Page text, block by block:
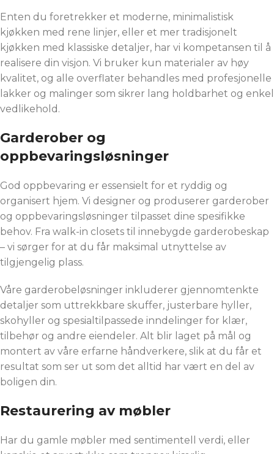
Enten du foretrekker et moderne, minimalistisk
kjøkken med rene linjer, eller et mer tradisjonelt
kjøkken med klassiske detaljer, har vi kompetansen til å
realisere din visjon. Vi bruker kun materialer av høy
kvalitet, og alle overflater behandles med profesjonelle
lakker og malinger som sikrer lang holdbarhet og enkel
vedlikehold.
Garderober og
oppbevaringsløsninger
God oppbevaring er essensielt for et ryddig og
organisert hjem. Vi designer og produserer garderober
og oppbevaringsløsninger tilpasset dine spesifikke
behov. Fra walk-in closets til innebygde garderobeskap
– vi sørger for at du får maksimal utnyttelse av
tilgjengelig plass.
Våre garderobeløsninger inkluderer gjennomtenkte
detaljer som uttrekkbare skuffer, justerbare hyller,
skohyller og spesialtilpassede inndelinger for klær,
tilbehør og andre eiendeler. Alt blir laget på mål og
montert av våre erfarne håndverkere, slik at du får et
resultat som ser ut som det alltid har vært en del av
boligen din.
Restaurering av møbler
Har du gamle møbler med sentimentell verdi, eller